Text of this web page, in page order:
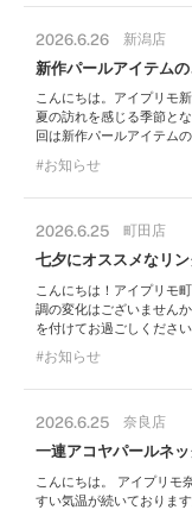
2026.6.26 新潟店
新作パールアイテム
こんにちは。アイプリモ
夏の訪れを感じる季節と
回は新作パールアイテム
お知らせ
2026.6.25 町田店
七夕にオススメなリ
こんにちは！アイプリモ
調の変化はございません
を付けてお過ごしくださ
お知らせ
2026.6.25 奈良店
一連アコヤパールネ
こんにちは。 アイプリモ
すい気温が続いておりま